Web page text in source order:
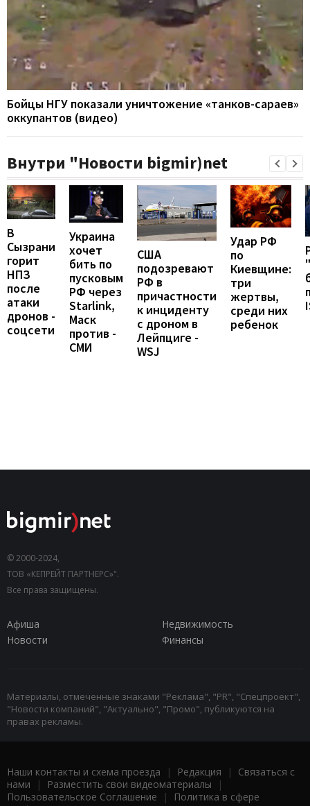
Бойцы НГУ показали уничтожение «танков-сараев»
оккупантов (видео)
Внутри "Новости bigmir)net
В
Сызрани
горит
НПЗ
после
атаки
дронов -
соцсети
Украина
хочет
бить по
пусковым
РФ через
Starlink,
Маск
против -
СМИ
США
подозревают
РФ в
причастности
к инциденту
с дроном в
Лейпциге -
WSJ
Удар РФ
по
Киевщине:
три
жертвы,
среди них
ребенок
© 2000-2024,
ТОВ «КЕПРЕЙТ ПАРТНЕРС»".
Все права защищены.
Афиша
Недвижимость
Новости
Финансы
Материалы, отмеченные знаками "Реклама", "PR", "Спецпроект",
"Новости компаний", "Актуально", "Промо", публикуются на
правах рекламы.
Наши контакты и схема проезда | Редакция | Связаться с
нами | Разместить свои видеоматериалы |
Пользовательское Соглашение |
Политика в сфере